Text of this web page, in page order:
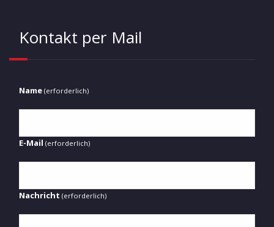
Kontakt per Mail
Name (erforderlich)
E-Mail (erforderlich)
Nachricht (erforderlich)